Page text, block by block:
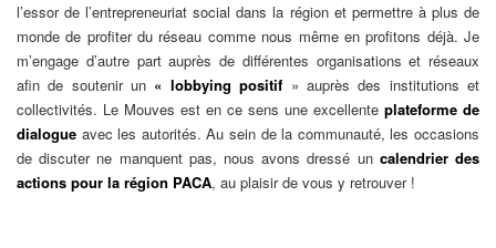
l’essor de l’entrepreneuriat social dans la région et permettre à plus de
monde de profiter du réseau comme nous même en profitons déjà. Je
m’engage d’autre part auprès de différentes organisations et réseaux
afin de soutenir un « lobbying positif » auprès des institutions et
collectivités. Le Mouves est en ce sens une excellente plateforme de
dialogue avec les autorités. Au sein de la communauté, les occasions
de discuter ne manquent pas, nous avons dressé un calendrier des
actions pour la région PACA, au plaisir de vous y retrouver !